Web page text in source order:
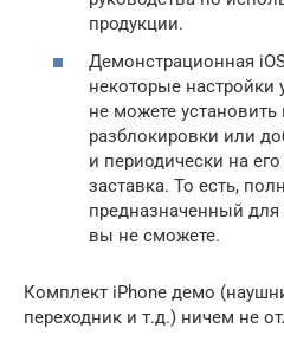
продукции.
Демонстрационная
некоторые настройки
не можете установить
разблокировки или
и периодически на
заставка. То есть,
предназначенный
вы не сможете.
Комплект iPhone демо
переходник и т.д.) ничем не